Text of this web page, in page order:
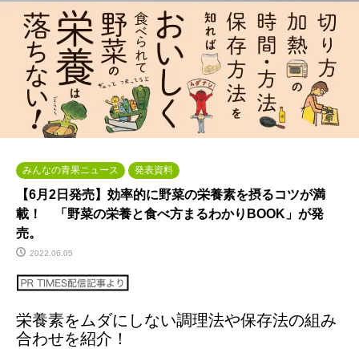
みんなの青果ニュース 発表資料
【6月2日発売】効率的に野菜の栄養素を摂るコツが満
載！ 「野菜の栄養と食べ方まるわかりBOOK」が発
売。
2022.06.05
栄養素をムダにしない調理法や保存法の組み
合わせを紹介！